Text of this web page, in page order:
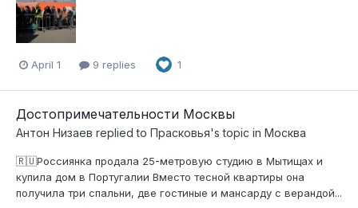
April 1 9 replies 1
Достопримечательности Москвы
Антон Низаев replied to Прасковья's topic in Москва
🇷🇺Россиянка продала 25-метровую студию в Мытищах и
купила дом в Португалии Вместо тесной квартиры она
получила три спальни, две гостиные и мансарду с верандой...